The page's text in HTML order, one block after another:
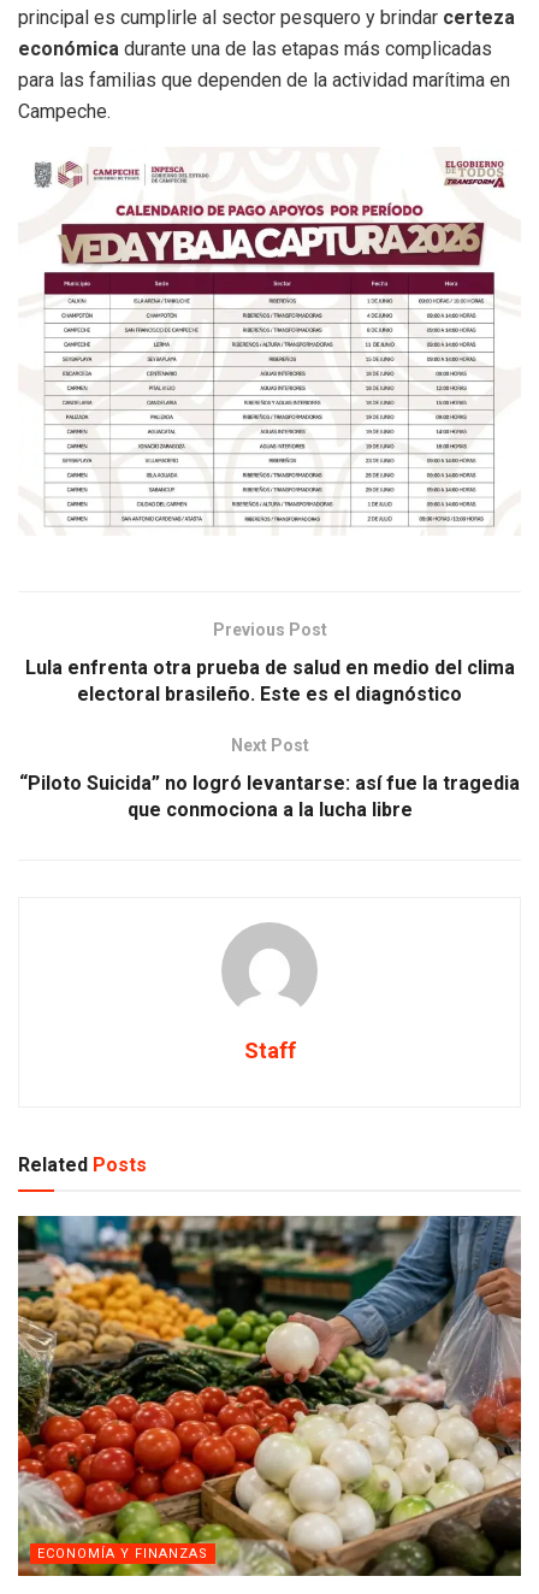
principal es cumplirle al sector pesquero y brindar certeza
económica durante una de las etapas más complicadas
para las familias que dependen de la actividad marítima en
Campeche.
Previous Post
Lula enfrenta otra prueba de salud en medio del clima
electoral brasileño. Este es el diagnóstico
Next Post
“Piloto Suicida” no logró levantarse: así fue la tragedia
que conmociona a la lucha libre
Staff
Related Posts
ECONOMÍA Y FINANZAS